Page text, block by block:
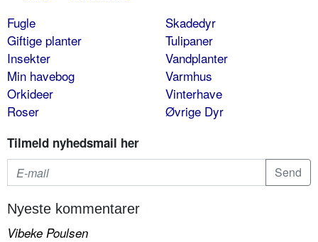
Fugle
Giftige planter
Insekter
Min havebog
Orkideer
Roser
Skadedyr
Tulipaner
Vandplanter
Varmhus
Vinterhave
Øvrige Dyr
Tilmeld nyhedsmail her
Nyeste kommentarer
Vibeke Poulsen